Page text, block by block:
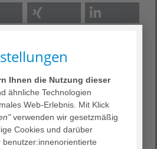
sich wohl gern mit dem Thema
wenn es soweit ist, tauchen
Wie begleite ich eine
der letzten Lebensphase?
Hilfen gibt es für sterbende
nach dem Tod, und welche
gibt es?
Ihnen die Nutzung dieser
ähnliche Technologien
Web-Erlebnis. Mit Klick
verwenden wir gesetzmäßig
Cookies und darüber
benutzer:innenorientierte